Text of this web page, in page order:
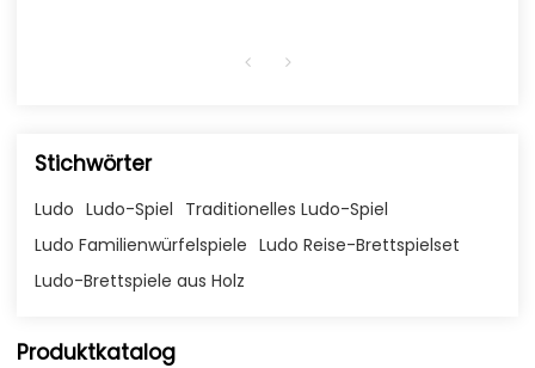
Stichwörter
Ludo Ludo-Spiel Traditionelles Ludo-Spiel
Ludo Familienwürfelspiele Ludo Reise-Brettspielset
Ludo-Brettspiele aus Holz
Produktkatalog